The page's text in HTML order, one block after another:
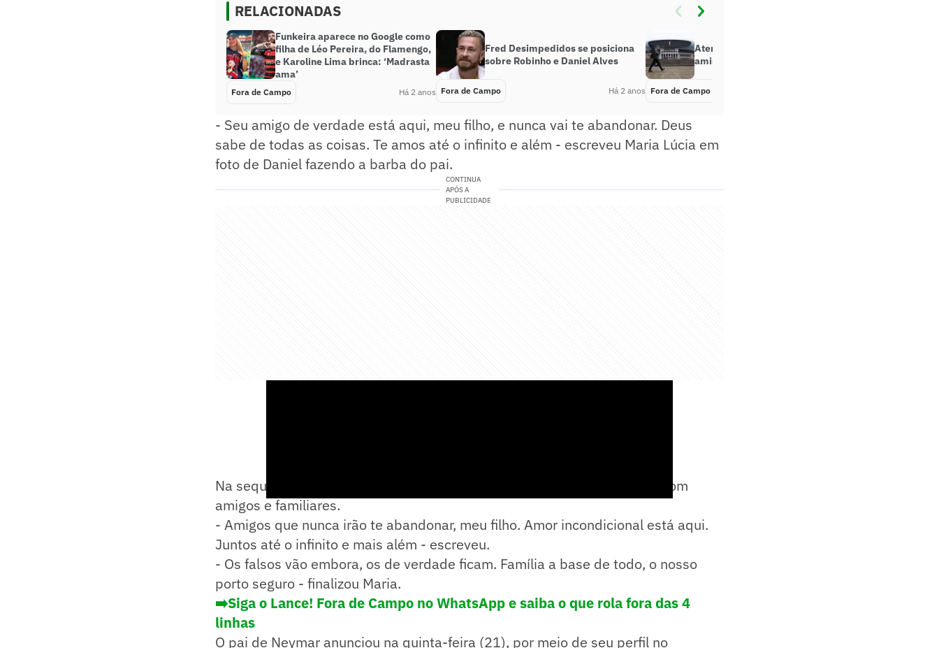
RELACIONADAS
Funkeira aparece no Google como
filha de Léo Pereira, do Flamengo,
e Karoline Lima brinca: ‘Madrasta
ama’
Fora de Campo Há 2 anos
Fred Desimpedidos se posiciona
sobre Robinho e Daniel Alves
Fora de Campo Há 2 anos
Atentado terrorista cancela
amistoso entre Rússia e Paraguai
Fora de Campo
- Seu amigo de verdade está aqui, meu filho, e nunca vai te abandonar. Deus
sabe de todas as coisas. Te amos até o infinito e além - escreveu Maria Lúcia em
foto de Daniel fazendo a barba do pai.
CONTINUA
APÓS A
PUBLICIDADE
Na sequência, ela publicou uma montagem de diversas fotos de Daniel com
amigos e familiares.
- Amigos que nunca irão te abandonar, meu filho. Amor incondicional está aqui.
Juntos até o infinito e mais além - escreveu.
- Os falsos vão embora, os de verdade ficam. Família a base de todo, o nosso
porto seguro - finalizou Maria.
➡️Siga o Lance! Fora de Campo no WhatsApp e saiba o que rola fora das 4
linhas
O pai de Neymar anunciou na quinta-feira (21), por meio de seu perfil no